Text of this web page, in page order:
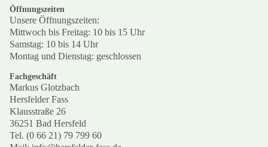
Öffnungszeiten
Unsere Öffnungszeiten:
Mittwoch bis Freitag: 10 bis 15 Uhr
Samstag: 10 bis 14 Uhr
Montag und Dienstag: geschlossen
Fachgeschäft
Markus Glotzbach
Hersfelder Fass
Klausstraße 26
36251 Bad Hersfeld
Tel. (0 66 21) 79 799 60